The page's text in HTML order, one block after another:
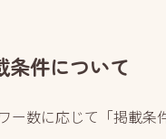
条件について
ー数に応じて「掲載条